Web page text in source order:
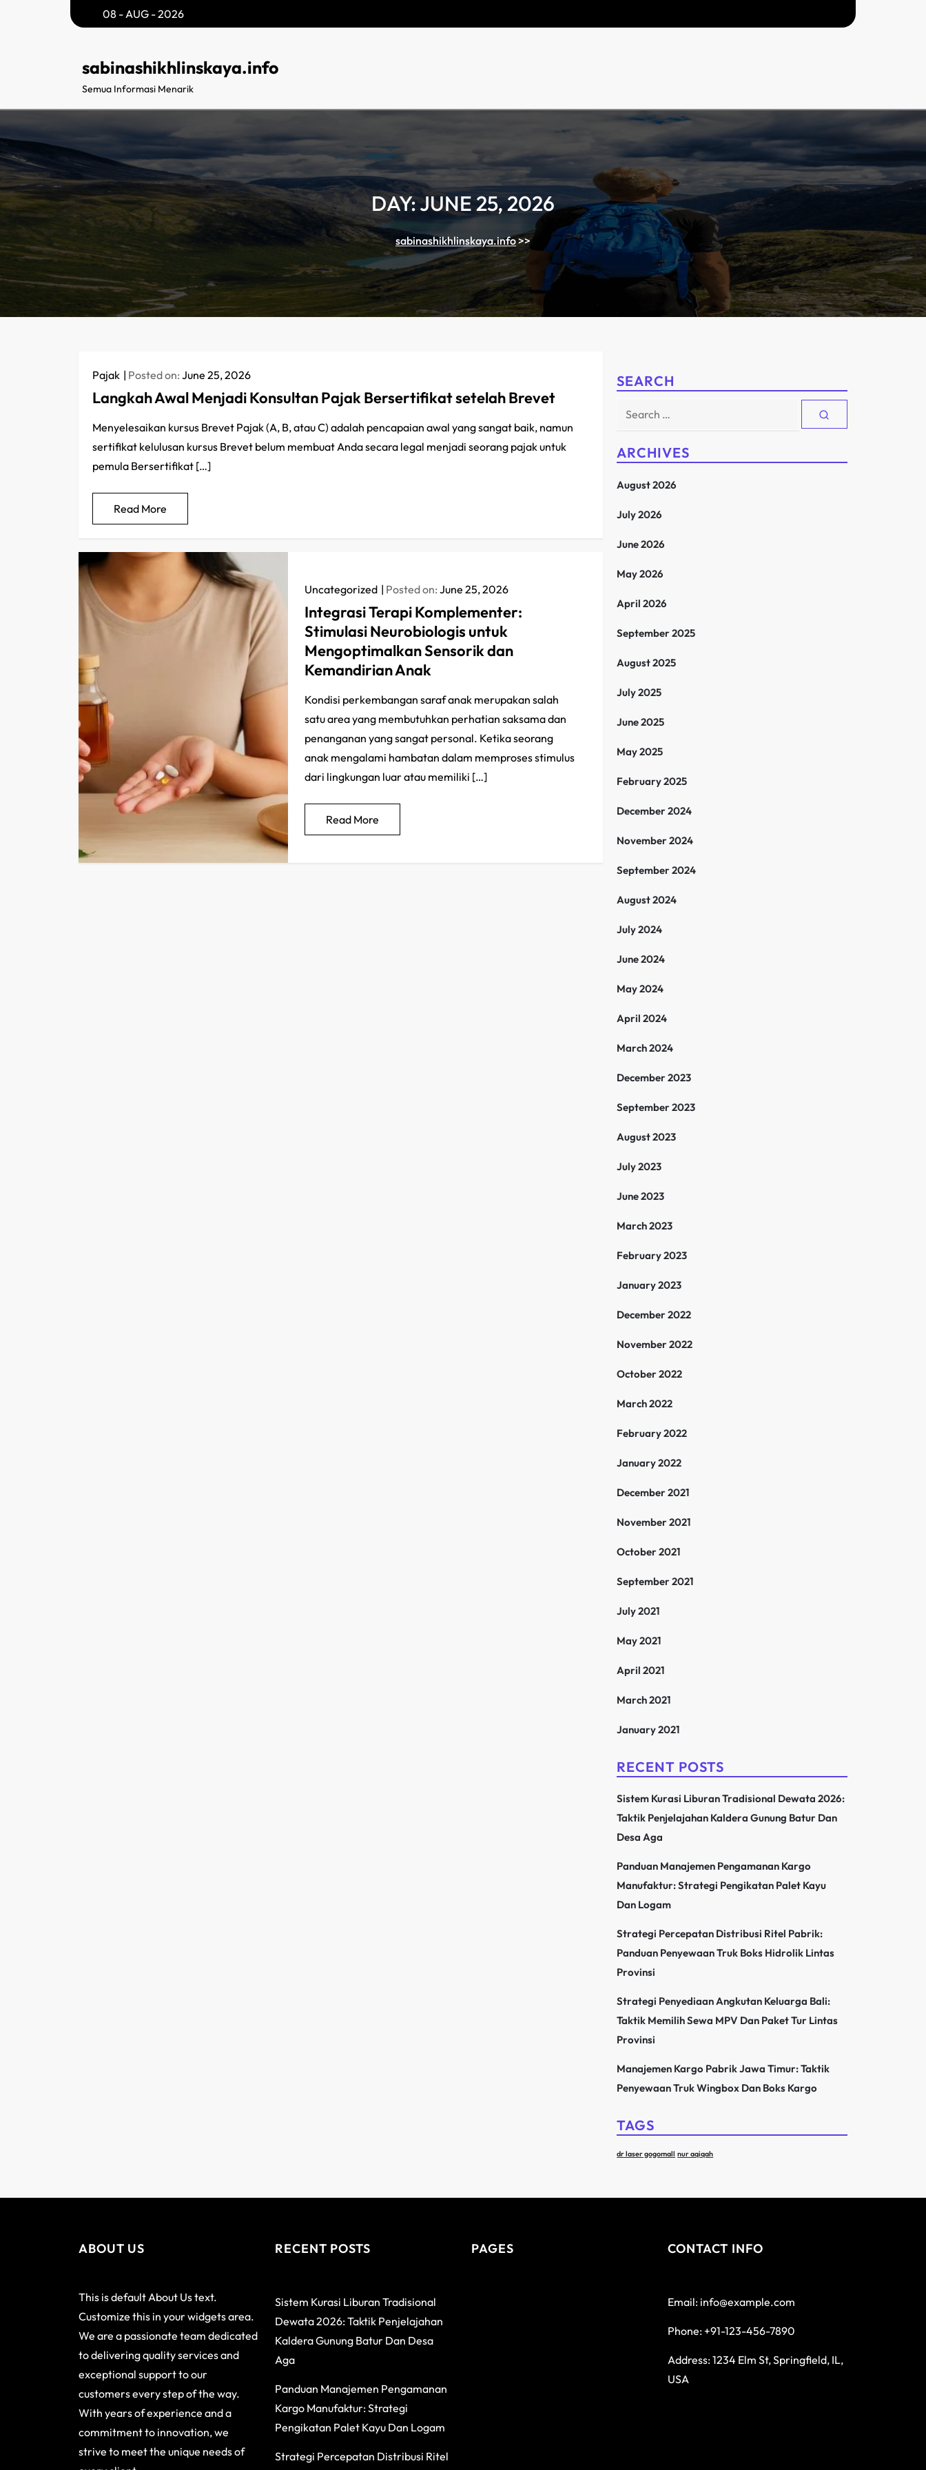
08 - AUG - 2026
sabinashikhlinskaya.info
Semua Informasi Menarik
DAY:JUNE 25, 2026
sabinashikhlinskaya.info>>
Pajak Posted on: June 25, 2026
Langkah Awal Menjadi Konsultan Pajak Bersertifikat setelah Brevet
Menyelesaikan kursus Brevet Pajak (A, B, atau C) adalah pencapaian awal yang sangat baik, namun
sertifikat kelulusan kursus Brevet belum membuat Anda secara legal menjadi seorang pajak untuk
pemula Bersertifikat […]
Read More
Uncategorized Posted on:June 25, 2026
Integrasi Terapi Komplementer:
Stimulasi Neurobiologis untuk
Mengoptimalkan Sensorik dan
Kemandirian Anak
Kondisi perkembangan saraf anak merupakan salah
satu area yang membutuhkan perhatian saksama dan
penanganan yang sangat personal. Ketika seorang
anak mengalami hambatan dalam memproses stimulus
dari lingkungan luar atau memiliki […]
Read More
SEARCH
Search
ARCHIVES
August 2026
July 2026
June 2026
May 2026
April 2026
September 2025
August 2025
July 2025
June 2025
May 2025
February 2025
December 2024
November 2024
September 2024
August 2024
July 2024
June 2024
May 2024
April 2024
March 2024
December 2023
September 2023
August 2023
July 2023
June 2023
March 2023
February 2023
January 2023
December 2022
November 2022
October 2022
March 2022
February 2022
January 2022
December 2021
November 2021
October 2021
September 2021
July 2021
May 2021
April 2021
March 2021
January 2021
RECENT POSTS
Sistem Kurasi Liburan Tradisional Dewata 2026:
Taktik Penjelajahan Kaldera Gunung Batur Dan
Desa Aga
Panduan Manajemen Pengamanan Kargo
Manufaktur: Strategi Pengikatan Palet Kayu
Dan Logam
Strategi Percepatan Distribusi Ritel Pabrik:
Panduan Penyewaan Truk Boks Hidrolik Lintas
Provinsi
Strategi Penyediaan Angkutan Keluarga Bali:
Taktik Memilih Sewa MPV Dan Paket Tur Lintas
Provinsi
Manajemen Kargo Pabrik Jawa Timur: Taktik
Penyewaan Truk Wingbox Dan Boks Kargo
TAGS
dr laser gogomall nur aqiqah
ABOUT US
This is default About Us text.
Customize this in your widgets area.
We are a passionate team dedicated
to delivering quality services and
exceptional support to our
customers every step of the way.
With years of experience and a
commitment to innovation, we
strive to meet the unique needs of
RECENT POSTS
Sistem Kurasi Liburan Tradisional
Dewata 2026: Taktik Penjelajahan
Kaldera Gunung Batur Dan Desa
Aga
Panduan Manajemen Pengamanan
Kargo Manufaktur: Strategi
Pengikatan Palet Kayu Dan Logam
Strategi Percepatan Distribusi Ritel
PAGES CONTACT INFO
Email: info@example.com
Phone: +91-123-456-7890
Address: 1234 Elm St, Springfield, IL,
USA